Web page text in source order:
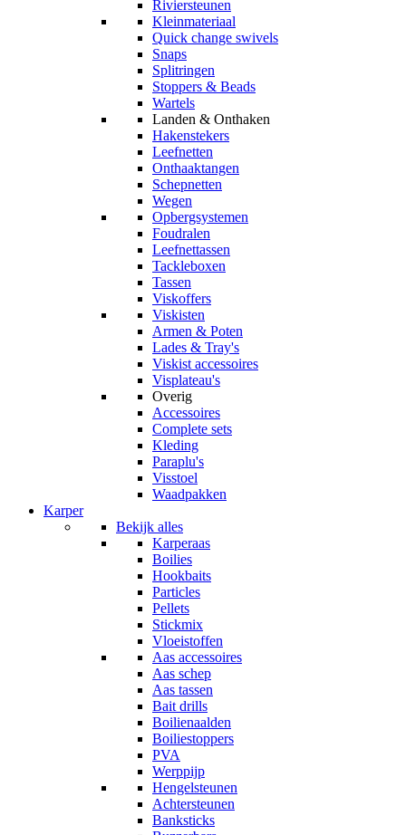
Riviersteunen
Kleinmateriaal
Quick change swivels
Snaps
Splitringen
Stoppers & Beads
Wartels
Landen & Onthaken
Hakenstekers
Leefnetten
Onthaaktangen
Schepnetten
Wegen
Opbergsystemen
Foudralen
Leefnettassen
Tackleboxen
Tassen
Viskoffers
Viskisten
Armen & Poten
Lades & Tray's
Viskist accessoires
Visplateau's
Overig
Accessoires
Complete sets
Kleding
Paraplu's
Visstoel
Waadpakken
Karper
Bekijk alles
Karperaas
Boilies
Hookbaits
Particles
Pellets
Stickmix
Vloeistoffen
Aas accessoires
Aas schep
Aas tassen
Bait drills
Boilienaalden
Boiliestoppers
PVA
Werppijp
Hengelsteunen
Achtersteunen
Banksticks